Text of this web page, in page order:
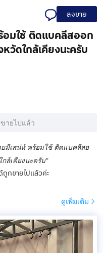
ลงขาย
อมใช้ ติดแบคลีสออก
วัดใกล้เคียงนะครับ
ายไปแล้ว
มีเสน่ห์ พร้อมใช้ ติดแบคลีสอ
ล้เคียงนะครับ"
ถูกขายไปแล้วค่ะ
ดูเพิ่มเติม